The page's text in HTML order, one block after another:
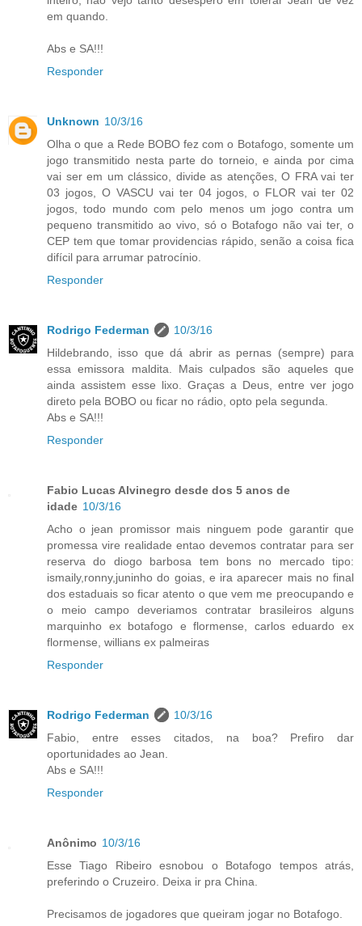
em quando.
Abs e SA!!!
Responder
Unknown 10/3/16
Olha o que a Rede BOBO fez com o Botafogo, somente um
jogo transmitido nesta parte do torneio, e ainda por cima
vai ser em um clássico, divide as atenções, O FRA vai ter
03 jogos, O VASCU vai ter 04 jogos, o FLOR vai ter 02
jogos, todo mundo com pelo menos um jogo contra um
pequeno transmitido ao vivo, só o Botafogo não vai ter, o
CEP tem que tomar providencias rápido, senão a coisa fica
difícil para arrumar patrocínio.
Responder
Rodrigo Federman
10/3/16
Hildebrando, isso que dá abrir as pernas (sempre) para
essa emissora maldita. Mais culpados são aqueles que
ainda assistem esse lixo. Graças a Deus, entre ver jogo
direto pela BOBO ou ficar no rádio, opto pela segunda.
Abs e SA!!!
Responder
Fabio Lucas Alvinegro desde dos 5 anos de
idade 10/3/16
Acho o jean promissor mais ninguem pode garantir que
promessa vire realidade entao devemos contratar para ser
reserva do diogo barbosa tem bons no mercado tipo:
ismaily,ronny,juninho do goias, e ira aparecer mais no final
dos estaduais so ficar atento o que vem me preocupando e
o meio campo deveriamos contratar brasileiros alguns
marquinho ex botafogo e flormense, carlos eduardo ex
flormense, willians ex palmeiras
Responder
Rodrigo Federman
10/3/16
Fabio, entre esses citados, na boa? Prefiro dar
oportunidades ao Jean.
Abs e SA!!!
Responder
Anônimo 10/3/16
Esse Tiago Ribeiro esnobou o Botafogo tempos atrás,
preferindo o Cruzeiro. Deixa ir pra China.
Precisamos de jogadores que queiram jogar no Botafogo.